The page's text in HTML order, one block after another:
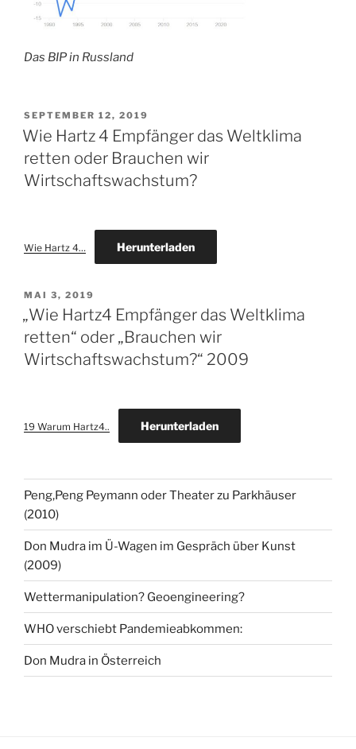
Das BIP in Russland
VERÖFFENTLICHT
AM
SEPTEMBER 12, 2019
Wie Hartz 4 Empfänger das Weltklima
retten oder Brauchen wir
Wirtschaftswachstum?
Wie Hartz 4… Herunterladen
VERÖFFENTLICHT
AM
MAI 3, 2019
„Wie Hartz4 Empfänger das Weltklima
retten“ oder „Brauchen wir
Wirtschaftswachstum?“ 2009
19 Warum Hartz4.. Herunterladen
Peng,Peng Peymann oder Theater zu Parkhäuser
(2010)
Don Mudra im Ü-Wagen im Gespräch über Kunst
(2009)
Wettermanipulation? Geoengineering?
WHO verschiebt Pandemieabkommen:
Don Mudra in Österreich